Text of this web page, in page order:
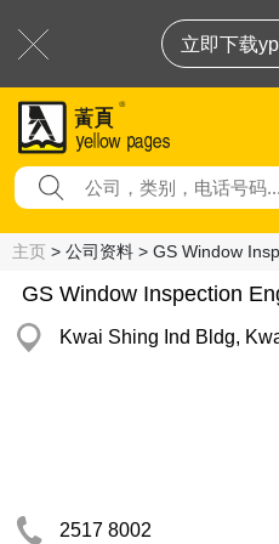
立即下载
主页 > 公司资料 > GS Window
GS Window Inspection
Kwai Shing Ind Bldg,
2517 8002